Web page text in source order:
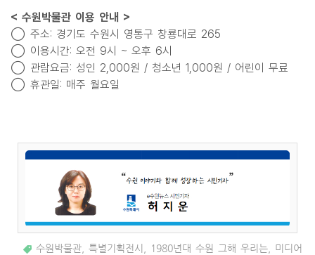
< 수원박물관 이용 안내 >
◯ 주소: 경기도 수원시 영통구 창룡대로 265
◯ 이용시간: 오전 9시 ~ 오후 6시
◯ 관람요금: 성인 2,000원 / 청소년 1,000원 / 어린이 무료
◯ 휴관일: 매주 월요일
수원박물관 특별기획전시 1980년대 수원 그해 우리는
미디어